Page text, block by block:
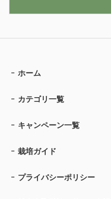
ホーム
カテゴリ一覧
キャンペーン一覧
栽培ガイド
プライバシーポリシー